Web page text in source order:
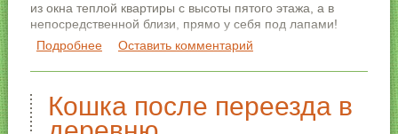
из окна теплой квартиры с высоты пятого этажа, а в
непосредственной близи, прямо у себя под лапами!
Подробнеео Кошка впервые увидела снег
Оставить комментарий
Кошка после переезда в